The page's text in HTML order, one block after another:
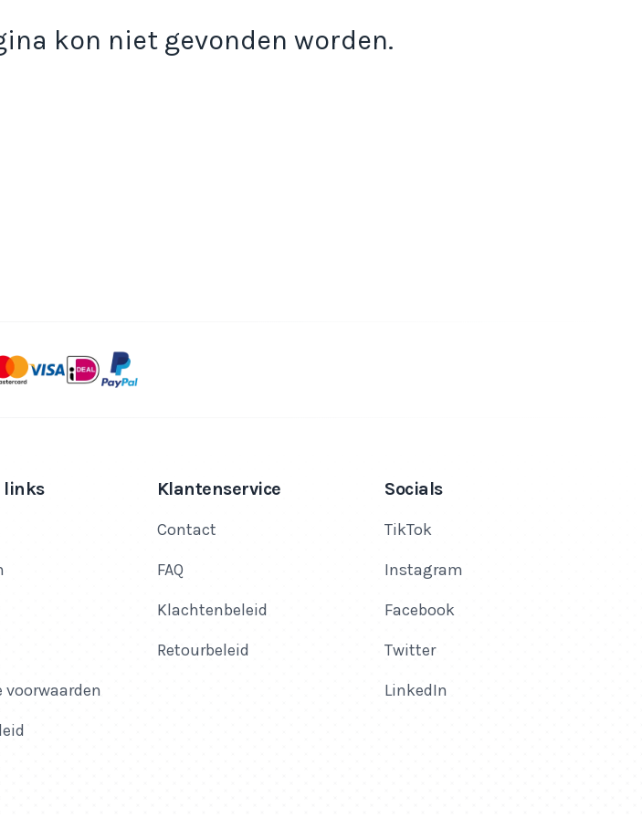
kon niet gevonden worden.
links
voorwaarden
Klantenservice
Contact
FAQ
Klachtenbeleid
Retourbeleid
Socials
TikTok
Instagram
Facebook
Twitter
LinkedIn